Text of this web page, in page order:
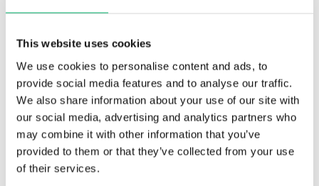
This website uses cookies
We use cookies to personalise content and ads, to
provide social media features and to analyse our traffic.
We also share information about your use of our site with
our social media, advertising and analytics partners who
may combine it with other information that you’ve
provided to them or that they’ve collected from your use
of their services.
solide
Où faisons-nous la différence ?